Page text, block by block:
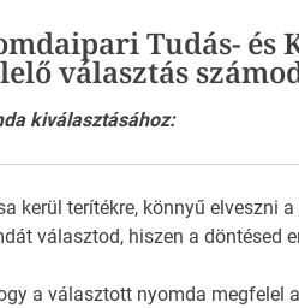
Tudás- és
választás
kiválasztásához:
kerül terítékre, könnyű elveszni a
választod, hiszen a döntésed
a választott nyomda megfelel